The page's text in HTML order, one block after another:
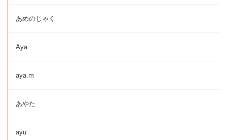
あめのじゃく
Aya
aya.m
あやた
ayu